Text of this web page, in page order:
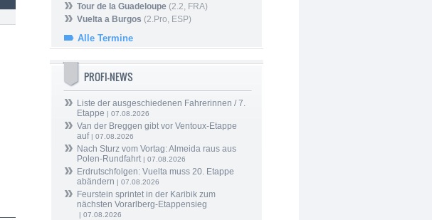
Tour de la Guadeloupe (2.2, FRA)
Vuelta a Burgos (2.Pro, ESP)
Alle Termine
PROFI-NEWS
Liste der ausgeschiedenen Fahrerinnen / 7.
Etappe | 07.08.2026
Van der Breggen gibt vor Ventoux-Etappe
auf| 07.08.2026
Nach Sturz vom Vortag: Almeida raus aus
Polen-Rundfahrt| 07.08.2026
Erdrutschfolgen: Vuelta muss 20. Etappe
abändern | 07.08.2026
Feurstein sprintet in der Karibik zum
nächsten Vorarlberg-Etappensieg
| 07.08.2026